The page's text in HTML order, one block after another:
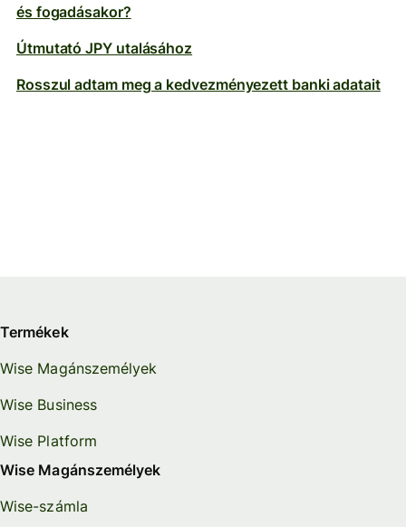
és fogadásakor?
Útmutató JPY utalásához
Rosszul adtam meg a kedvezményezett banki adatait
Termékek
Wise Magánszemélyek
Wise Business
Wise Platform
Wise Magánszemélyek
Wise-számla